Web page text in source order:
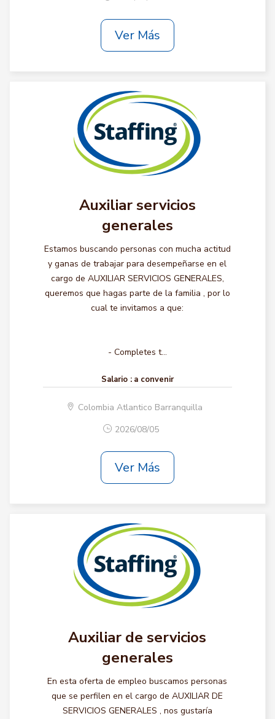
Ver Más
Auxiliar servicios
generales
Estamos buscando personas con mucha actitud
y ganas de trabajar para desempeñarse en el
cargo de AUXILIAR SERVICIOS GENERALES,
queremos que hagas parte de la familia , por lo
cual te invitamos a que:
- Completes t...
Salario : a convenir
Colombia Atlantico Barranquilla
2026/08/05
Ver Más
Auxiliar de servicios
generales
En esta oferta de empleo buscamos personas
que se perfilen en el cargo de AUXILIAR DE
SERVICIOS GENERALES , nos gustaría